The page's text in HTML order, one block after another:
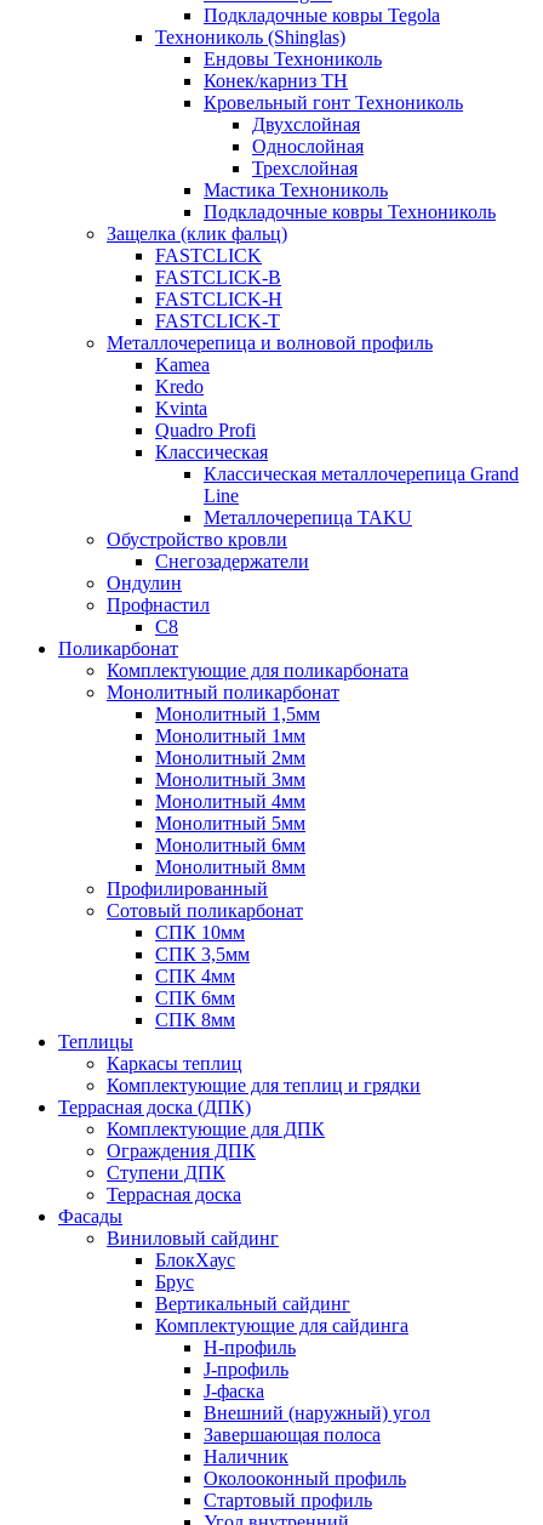
Подкладочные ковры Tegola
Технониколь (Shinglas)
Ендовы Технониколь
Конек/карниз ТН
Кровельный гонт Технониколь
Двухслойная
Однослойная
Трехслойная
Мастика Технониколь
Подкладочные ковры Технониколь
Защелка (клик фальц)
FASTCLICK
FASTCLICK-B
FASTCLICK-H
FASTCLICK-T
Металлочерепица и волновой профиль
Kamea
Kredo
Kvinta
Quadro Profi
Классическая
Классическая металлочерепица Grand
Line
Металлочерепица TAKU
Обустройство кровли
Снегозадержатели
Ондулин
Профнастил
С8
Поликарбонат
Комплектующие для поликарбоната
Монолитный поликарбонат
Монолитный 1,5мм
Монолитный 1мм
Монолитный 2мм
Монолитный 3мм
Монолитный 4мм
Монолитный 5мм
Монолитный 6мм
Монолитный 8мм
Профилированный
Сотовый поликарбонат
СПК 10мм
СПК 3,5мм
СПК 4мм
СПК 6мм
СПК 8мм
Теплицы
Каркасы теплиц
Комплектующие для теплиц и грядки
Террасная доска (ДПК)
Комплектующие для ДПК
Ограждения ДПК
Ступени ДПК
Террасная доска
Фасады
Виниловый сайдинг
БлокХаус
Брус
Вертикальный сайдинг
Комплектующие для сайдинга
H-профиль
J-профиль
J-фаска
Внешний (наружный) угол
Завершающая полоса
Наличник
Околооконный профиль
Стартовый профиль